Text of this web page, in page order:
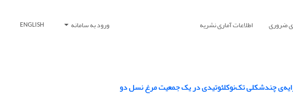
ضروری اطلاعات آماری نشریه ورود به سامانه ENGLISH
آرایه‌ی چندشکلی تک‌نوکلئوتیدی در یک جمعیت مرغ نسل دو